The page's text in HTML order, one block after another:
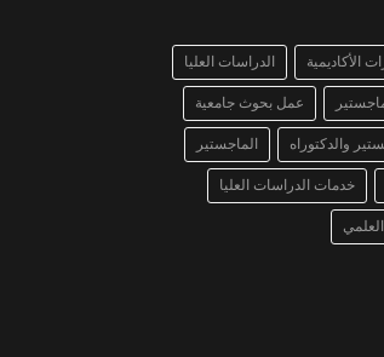
الأكاديمية الدراسات العليا
عمل بحوث جامعية
والدكتوراه الماجستير
خدمات الدراسات العليا